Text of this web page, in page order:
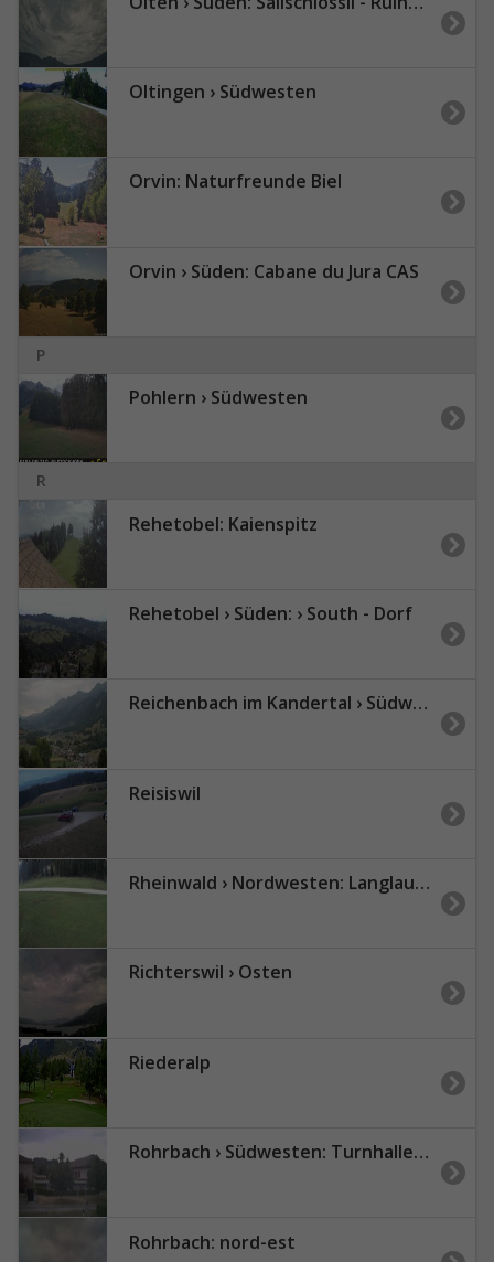
Oltingen › Südwesten
Orvin: Naturfreunde Biel
Orvin › Süden: Cabane du Jura CAS
P
Pohlern › Südwesten
R
Rehetobel: Kaienspitz
Rehetobel › Süden: › South - Dorf
Reichenbach im Kandertal › Südwesten
Reisiswil
Rheinwald › Nordwesten: Langlaufzentrum Splügen / Rheinwald
Richterswil › Osten
Riederalp
Rohrbach › Südwesten: Turnhalle Rohrbach - Schulhaussstrasse
Rohrbach: nord-est